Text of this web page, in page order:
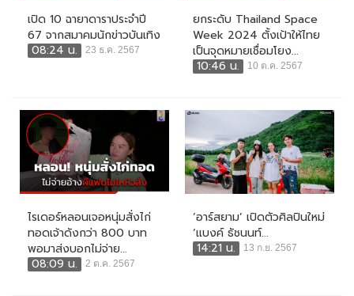
เปิด 10 ฉายาดาราประจำปี
67 จากสมาคมนักข่าวบันเทิง
08:24 น.
23 ธ.ค. 2567
ยกระดับ Thailand Space
Week 2024 ตั้งเป้าให้ไทย
เป็นจุดหมายเชื่อมโยง...
10:46 น.
10 ต.ค. 2567
ไรเดอร์หลอนเจอหนุ่มสั่งไก่
ทอดเจ้าดังกว่า 800 บาท
พอมาส่งบอกไม่จ่าย...
08:09 น.
2 ต.ค. 2567
‘อาร์สยาม’ เปิดตัวศิลปินใหม่
‘แบงค์ ธัชนนท์...
14:21 น.
13 ก.ย. 2567